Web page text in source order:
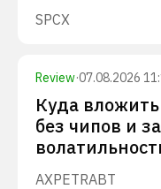
SPCX
Review·07.08.2026
Куда
без чипов и
AXPETRABT